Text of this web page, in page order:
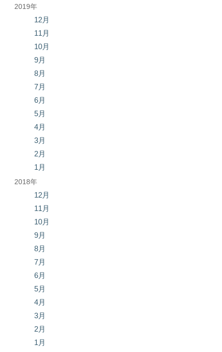
2019年
12月
11月
10月
9月
8月
7月
6月
5月
4月
3月
2月
1月
2018年
12月
11月
10月
9月
8月
7月
6月
5月
4月
3月
2月
1月